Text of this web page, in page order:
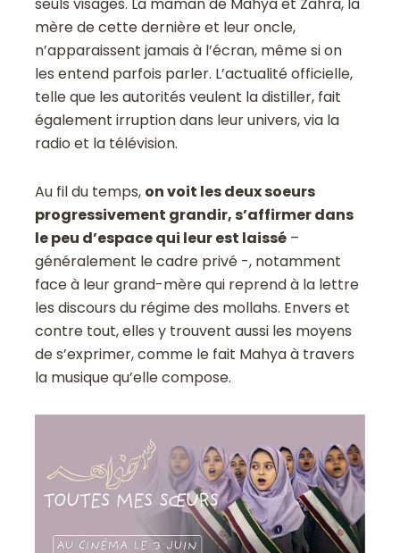
mère de cette dernière et leur oncle,
n’apparaissent jamais à l’écran, même si on
les entend parfois parler. L’actualité officielle,
telle que les autorités veulent la distiller, fait
également irruption dans leur univers, via la
radio et la télévision.
Au fil du temps, on voit les deux soeurs
progressivement grandir, s’affirmer dans
le peu d’espace qui leur est laissé –
généralement le cadre privé -, notamment
face à leur grand-mère qui reprend à la lettre
les discours du régime des mollahs. Envers et
contre tout, elles y trouvent aussi les moyens
de s’exprimer, comme le fait Mahya à travers
la musique qu’elle compose.